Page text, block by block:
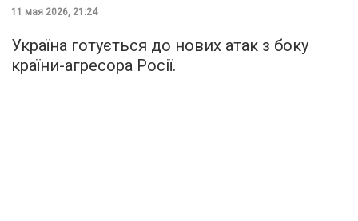
11 мая 2026, 21:24
Україна готується до нових атак з боку
країни-агресора Росії.